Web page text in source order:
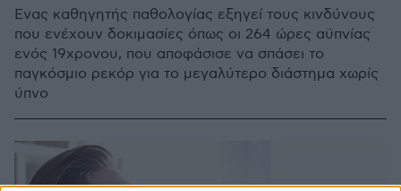
Ένας καθηγητής παθολογίας εξηγεί τους κινδύνους
που ενέχουν δοκιμασίες όπως οι 264 ώρες αϋπνίας
ενός 19χρονου, που αποφάσισε να σπάσει το
παγκόσμιο ρεκόρ για το μεγαλύτερο διάστημα χωρίς
ύπνο